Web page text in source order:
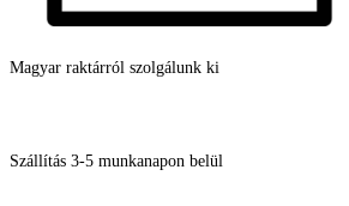
Magyar raktárról szolgálunk ki
Szállítás 3-5 munkanapon belül